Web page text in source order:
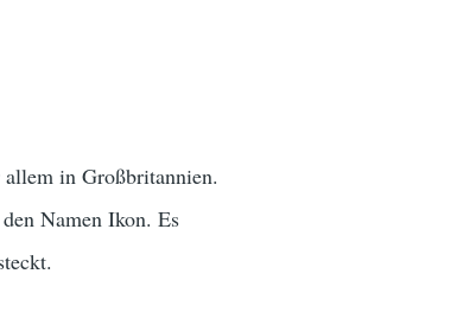
allem in Großbritannien.
Namen Ikon. Es